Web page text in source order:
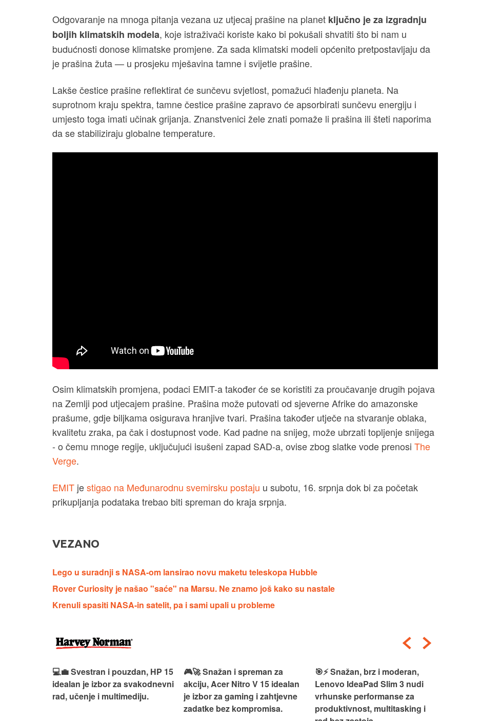
Odgovaranje na mnoga pitanja vezana uz utjecaj prašine na planet ključno je za izgradnju
boljih klimatskih modela, koje istraživači koriste kako bi pokušali shvatiti što bi nam u
budućnosti donose klimatske promjene. Za sada klimatski modeli općenito pretpostavljaju da
je prašina žuta — u prosjeku mješavina tamne i svijetle prašine.
Lakše čestice prašine reflektirat će sunčevu svjetlost, pomažući hlađenju planeta. Na
suprotnom kraju spektra, tamne čestice prašine zapravo će apsorbirati sunčevu energiju i
umjesto toga imati učinak grijanja. Znanstvenici žele znati pomaže li prašina ili šteti naporima
da se stabiliziraju globalne temperature.
Osim klimatskih promjena, podaci EMIT-a također će se koristiti za proučavanje drugih pojava
na Zemlji pod utjecajem prašine. Prašina može putovati od sjeverne Afrike do amazonske
prašume, gdje biljkama osigurava hranjive tvari. Prašina također utječe na stvaranje oblaka,
kvalitetu zraka, pa čak i dostupnost vode. Kad padne na snijeg, može ubrzati topljenje snijega
- o čemu mnoge regije, uključujući isušeni zapad SAD-a, ovise zbog slatke vode prenosi The
Verge.
EMIT jestigao na Međunarodnu svemirsku postaju u subotu, 16. srpnja dok bi za početak
prikupljanja podataka trebao biti spreman do kraja srpnja.
VEZANO
Lego u suradnji s NASA-om lansirao novu maketu teleskopa Hubble
Rover Curiosity je našao "saće" na Marsu. Ne znamo još kako su nastale
Krenuli spasiti NASA-in satelit, pa i sami upali u probleme
💻💼 Svestran i pouzdan, HP 15
idealan je izbor za svakodnevni
rad, učenje i multimediju.
🎮🚀 Snažan i spreman za
akciju, Acer Nitro V 15 idealan
je izbor za gaming i zahtjevne
zadatke bez kompromisa.
🎯⚡ Snažan, brz i moderan,
Lenovo IdeaPad Slim 3 nudi
vrhunske performanse za
produktivnost, multitasking i